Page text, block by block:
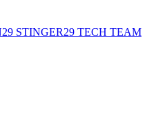
29 STINGER29 TECH TEAM